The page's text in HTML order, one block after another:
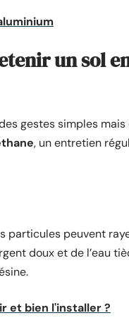
un sol
gestes simples mais
, un entretien
particules peuvent
doux et de l’eau
et bien l'installer ?